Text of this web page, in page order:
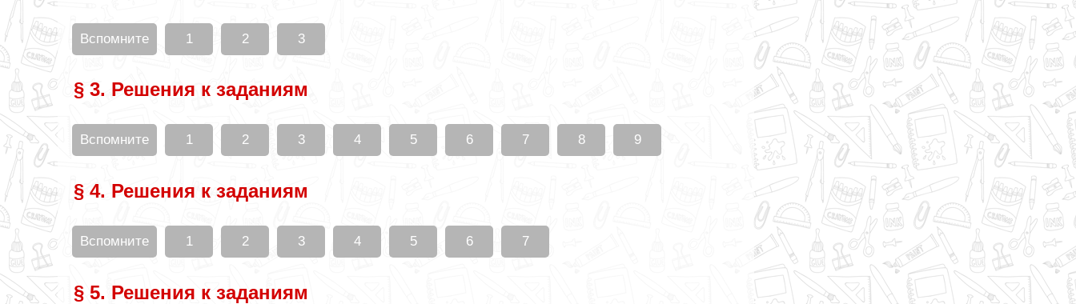
Вспомните 1 2 3
§ 3. Решения к заданиям
Вспомните 1 2 3 4 5 6 7 8 9
§ 4. Решения к заданиям
Вспомните 1 2 3 4 5 6 7
§ 5. Решения к заданиям